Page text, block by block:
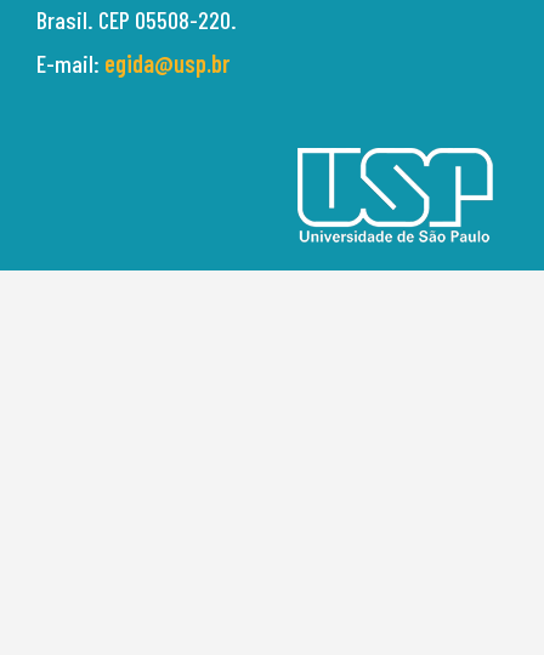
Brasil. CEP 05508-220.
E-mail: egida@usp.br